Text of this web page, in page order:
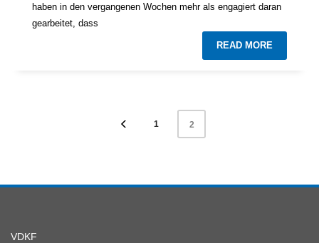
haben in den vergangenen Wochen mehr als engagiert daran
gearbeitet, dass
READ MORE
1 2
VDKF